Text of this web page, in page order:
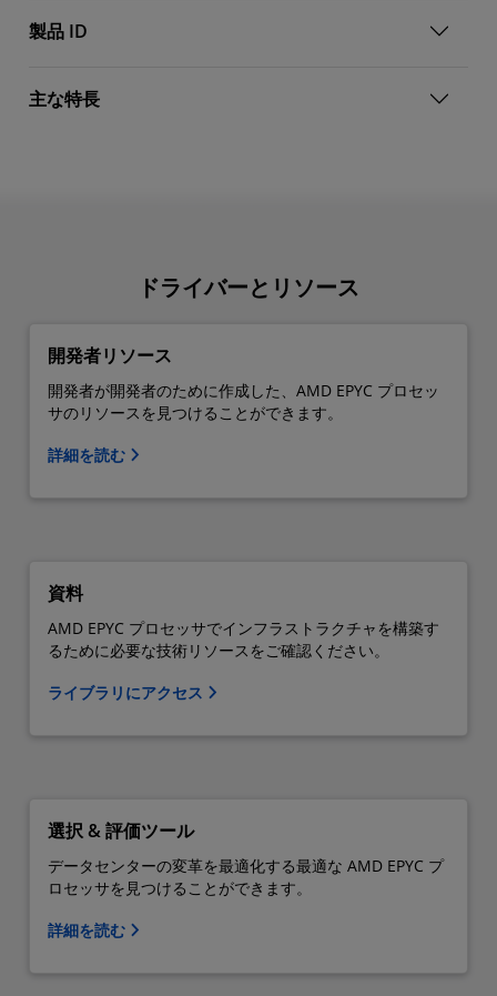
製品 ID
主な特長
ドライバーとリソース
開発者リソース
開発者が開発者のために作成した、AMD EPYC プロセッ
サのリソースを見つけることができます。
詳細を読む
資料
AMD EPYC プロセッサでインフラストラクチャを構築す
るために必要な技術リソースをご確認ください。
ライブラリにアクセス
選択 & 評価ツール
データセンターの変革を最適化する最適な AMD EPYC プ
ロセッサを見つけることができます。
詳細を読む